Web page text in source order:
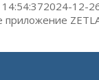
2024-12-